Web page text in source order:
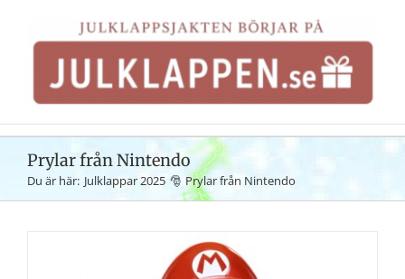
innehållet
Prylar från Nintendo
Du är här: Julklappar 2025 Prylar från Nintendo